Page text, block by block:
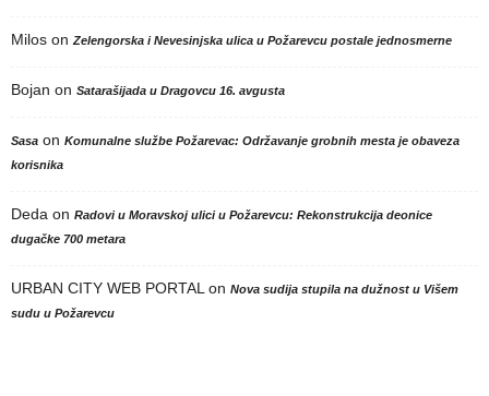
Milos on Zelengorska i Nevesinjska ulica u Požarevcu postale jednosmerne
Bojan on Satarašijada u Dragovcu 16. avgusta
Sasa on Komunalne službe Požarevac: Održavanje grobnih mesta je obaveza
korisnika
Deda on Radovi u Moravskoj ulici u Požarevcu: Rekonstrukcija deonice
dugačke 700 metara
URBAN CITY WEB PORTAL on Nova sudija stupila na dužnost u Višem
sudu u Požarevcu